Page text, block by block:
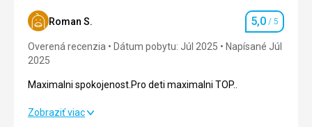
Roman S. Hodnotenie
5,0 / 5
Overená recenzia Dátum pobytu: Júl 2025
Napísané Júl
2025
Maximalni spokojenost.Pro deti maximalni TOP..
Maximalni spokojenost.Pro deti maximalni TOP..
Zobraziť viac